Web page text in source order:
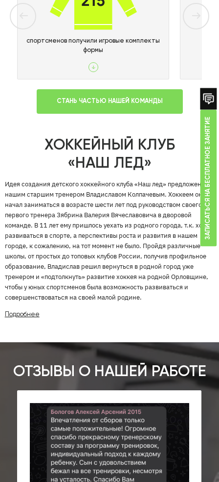
спортсменов получили игровые комплекты
формы
СТАНЬ ЧАСТЬЮ НАШЕЙ КОМАНДЫ
ХОККЕЙНЫЙ КЛУБ
«НАШ ЛЕД»
Идея создания детского хоккейного клуба «Наш лед» предложена
нашим старшим тренером Владиславом Колпачевым. Хоккеем он
начал заниматься в возрасте шести лет под руководством своего
первого тренера Зябрина Валерия Вячеславовича в дворовой
команде. В 11 лет ему пришлось уехать из родного города, т.к. хотел
развиваться в спорте, а перспективы роста и развития в нашем
городе, к сожалению, на тот момент не было. Пройдя различные
школы, от простых до топовых клубов России, получив профильное
образование, Владислав решил вернуться в родной город уже
тренером и «подтолкнуть» развитие хоккея на родной Орловщине,
чтобы у юных спортсменов была возможность развиваться и
совершенствоваться на своей малой родине.
Подробнее
ОТЗЫВЫ О НАШЕЙ РАБОТЕ
ЗАПИСАТЬСЯ НА БЕСПЛАТНОЕ ЗАНЯТИЕ